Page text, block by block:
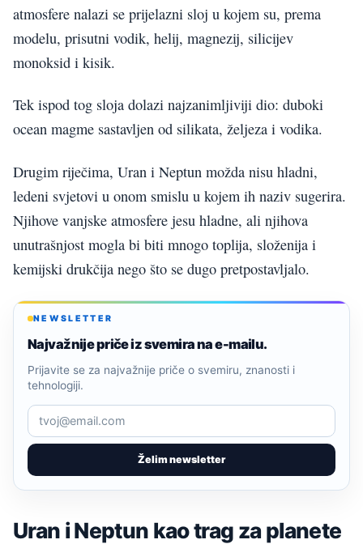
atmosfere nalazi se prijelazni sloj u kojem su, prema
modelu, prisutni vodik, helij, magnezij, silicijev
monoksid i kisik.
Tek ispod tog sloja dolazi najzanimljiviji dio: duboki
ocean magme sastavljen od silikata, željeza i vodika.
Drugim riječima, Uran i Neptun možda nisu hladni,
ledeni svjetovi u onom smislu u kojem ih naziv sugerira.
Njihove vanjske atmosfere jesu hladne, ali njihova
unutrašnjost mogla bi biti mnogo toplija, složenija i
kemijski drukčija nego što se dugo pretpostavljalo.
NEWSLETTER
Najvažnije priče iz svemira na e-mailu.
Želim newsletter
Prijavite se za najvažnije priče o svemiru, znanosti i
tehnologiji.
Uran i Neptun kao trag za planete